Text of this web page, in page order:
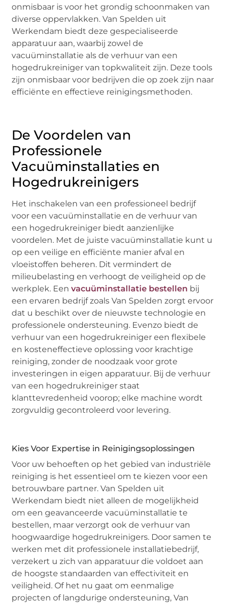
onmisbaar is voor het grondig schoonmaken van
diverse oppervlakken. Van Spelden uit
Werkendam biedt deze gespecialiseerde
apparatuur aan, waarbij zowel de
vacuüminstallatie als de verhuur van een
hogedrukreiniger van topkwaliteit zijn. Deze tools
zijn onmisbaar voor bedrijven die op zoek zijn naar
efficiënte en effectieve reinigingsmethoden.
De Voordelen van
Professionele
Vacuüminstallaties en
Hogedrukreinigers
Het inschakelen van een professioneel bedrijf
voor een vacuüminstallatie en de verhuur van
een hogedrukreiniger biedt aanzienlijke
voordelen. Met de juiste vacuüminstallatie kunt u
op een veilige en efficiënte manier afval en
vloeistoffen beheren. Dit vermindert de
milieubelasting en verhoogt de veiligheid op de
werkplek. Eenvacuüminstallatie bestellen bij
een ervaren bedrijf zoals Van Spelden zorgt ervoor
dat u beschikt over de nieuwste technologie en
professionele ondersteuning. Evenzo biedt de
verhuur van een hogedrukreiniger een flexibele
en kosteneffectieve oplossing voor krachtige
reiniging, zonder de noodzaak voor grote
investeringen in eigen apparatuur. Bij de verhuur
van een hogedrukreiniger staat
klanttevredenheid voorop; elke machine wordt
zorgvuldig gecontroleerd voor levering.
Kies Voor Expertise in Reinigingsoplossingen
Voor uw behoeften op het gebied van industriële
reiniging is het essentieel om te kiezen voor een
betrouwbare partner. Van Spelden uit
Werkendam biedt niet alleen de mogelijkheid
om een geavanceerde vacuüminstallatie te
bestellen, maar verzorgt ook de verhuur van
hoogwaardige hogedrukreinigers. Door samen te
werken met dit professionele installatiebedrijf,
verzekert u zich van apparatuur die voldoet aan
de hoogste standaarden van effectiviteit en
veiligheid. Of het nu gaat om eenmalige
projecten of langdurige ondersteuning, Van